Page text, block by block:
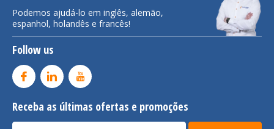
Podemos ajudá-lo em inglês, alemão,
espanhol, holandês e francês!
Follow us
Receba as últimas ofertas e promoções